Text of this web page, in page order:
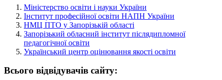
Міністерство освіти і науки України
Інститут професійної освіти НАПН України
НМЦ ПТО у Запорізькій області
Запорізький обласний інститут післядипломної
педагогічної освіти
Український центр оцінювання якості освіти
Всього відвідувачів сайту: